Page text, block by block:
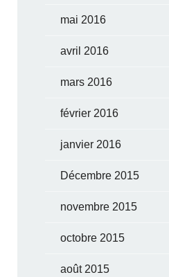
mai 2016
avril 2016
mars 2016
février 2016
janvier 2016
Décembre 2015
novembre 2015
octobre 2015
août 2015